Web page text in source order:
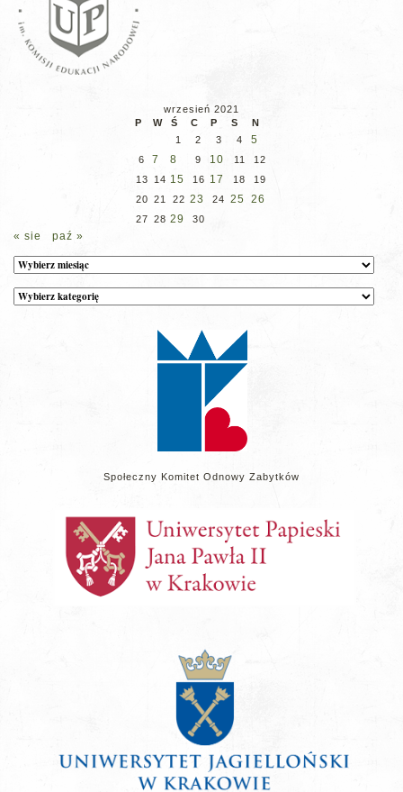
wrzesień 2021
P
W Ś C P S
N
1
2 3 4 5
6 7 8 9 10 11
12
13
14 15 16 17 18
19
20 21 22 23 24 25 26
27 28 29 30
« sie paź »
Archiwum
Kategorie
wpisów
Społeczny Komitet Odnowy Zabytków